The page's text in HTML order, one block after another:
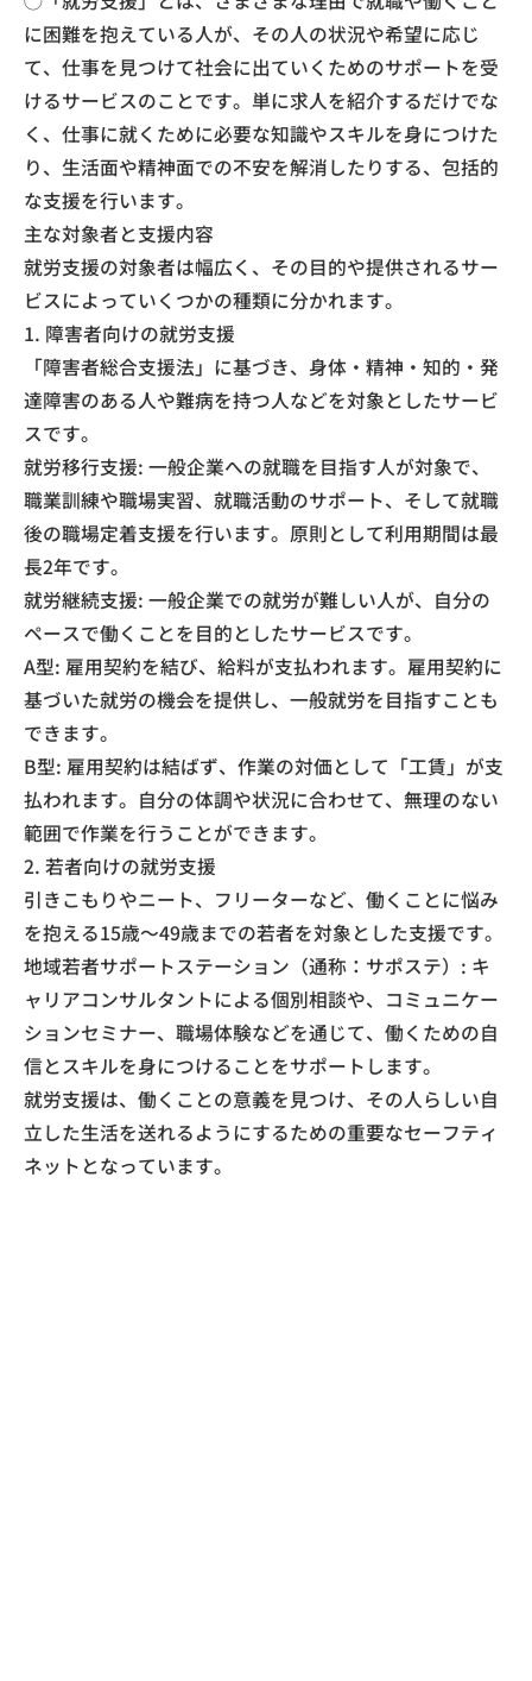
に困難を抱えている人が、その人の状況や希望に応じ
て、仕事を見つけて社会に出ていくためのサポートを受
けるサービスのことです。単に求人を紹介するだけでな
く、仕事に就くために必要な知識やスキルを身につけた
り、生活面や精神面での不安を解消したりする、包括的
な支援を行います。
​主な対象者と支援内容
​就労支援の対象者は幅広く、その目的や提供されるサー
ビスによっていくつかの種類に分かれます。
​1. 障害者向けの就労支援
​「障害者総合支援法」に基づき、身体・精神・知的・発
達障害のある人や難病を持つ人などを対象としたサービ
スです。
​就労移行支援: 一般企業への就職を目指す人が対象で、
職業訓練や職場実習、就職活動のサポート、そして就職
後の職場定着支援を行います。原則として利用期間は最
長2年です。
​就労継続支援: 一般企業での就労が難しい人が、自分の
ペースで働くことを目的としたサービスです。
​A型: 雇用契約を結び、給料が支払われます。雇用契約に
基づいた就労の機会を提供し、一般就労を目指すことも
できます。
​B型: 雇用契約は結ばず、作業の対価として「工賃」が支
払われます。自分の体調や状況に合わせて、無理のない
範囲で作業を行うことができます。
​2. 若者向けの就労支援
​引きこもりやニート、フリーターなど、働くことに悩み
を抱える15歳〜49歳までの若者を対象とした支援です。
​地域若者サポートステーション（通称：サポステ）: キ
ャリアコンサルタントによる個別相談や、コミュニケー
ションセミナー、職場体験などを通じて、働くための自
信とスキルを身につけることをサポートします。
​就労支援は、働くことの意義を見つけ、その人らしい自
立した生活を送れるようにするための重要なセーフティ
ネットとなっています。